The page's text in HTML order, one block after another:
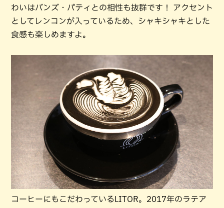
わいはバンズ・パティとの相性も抜群です！ アクセント
としてレンコンが入っているため、シャキシャキとした
食感も楽しめますよ。
コーヒーにもこだわっているLITOR。2017年のラテア